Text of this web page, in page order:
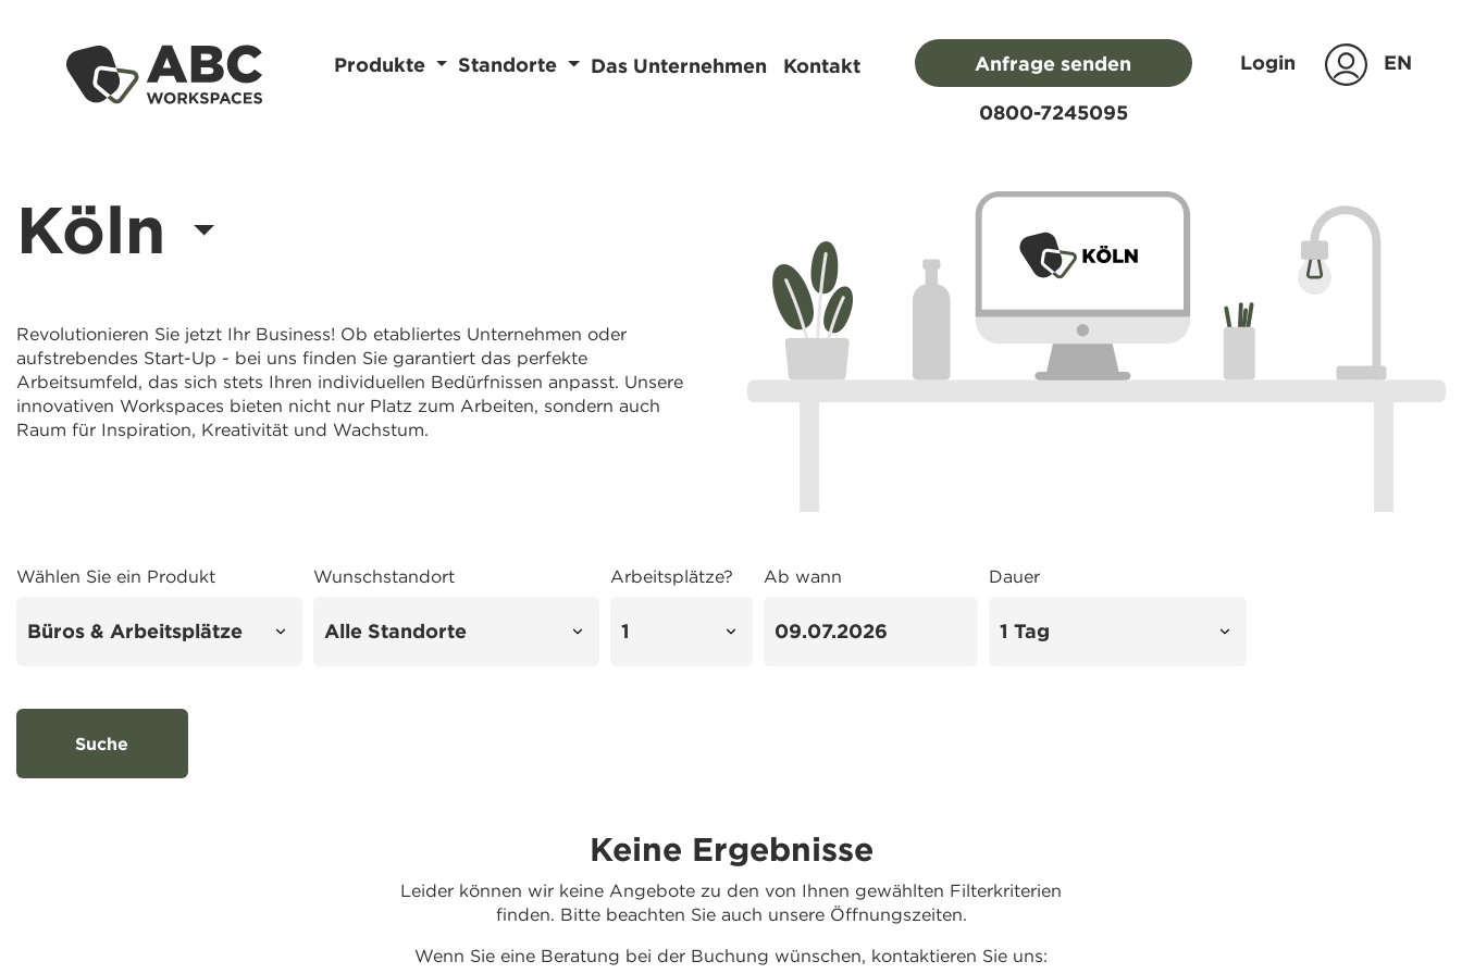
Produkte Standorte Das Unternehmen Kontakt
Anfrage senden
0800-7245095
Login EN
Köln
Revolutionieren Sie jetzt Ihr Business! Ob etabliertes Unternehmen oder
aufstrebendes Start-Up - bei uns finden Sie garantiert das perfekte
Arbeitsumfeld, das sich stets Ihren individuellen Bedürfnissen anpasst. Unsere
innovativen Workspaces bieten nicht nur Platz zum Arbeiten, sondern auch
Raum für Inspiration, Kreativität und Wachstum.
Wählen Sie ein Produkt Wunschstandort Arbeitsplätze? Ab wann Dauer
Suche
Keine Ergebnisse
Leider können wir keine Angebote zu den von Ihnen gewählten Filterkriterien
finden. Bitte beachten Sie auch unsere Öffnungszeiten.
Wenn Sie eine Beratung bei der Buchung wünschen, kontaktieren Sie uns: